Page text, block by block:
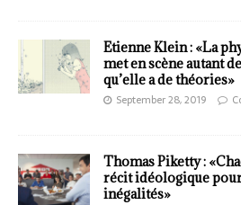
Etienne Klein : «La
met en scène autant
qu’elle a de théories»
September 28, 2019
Thomas Piketty :
récit idéologique
inégalités»